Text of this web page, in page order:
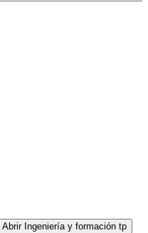
Abrir Ingeniería y formación tp